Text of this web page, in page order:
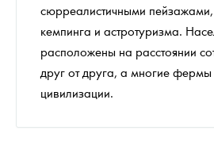
сюрреалистичными
кемпинга и астротуризма.
расположены на расстоянии
друг от друга, а многие
цивилизации.